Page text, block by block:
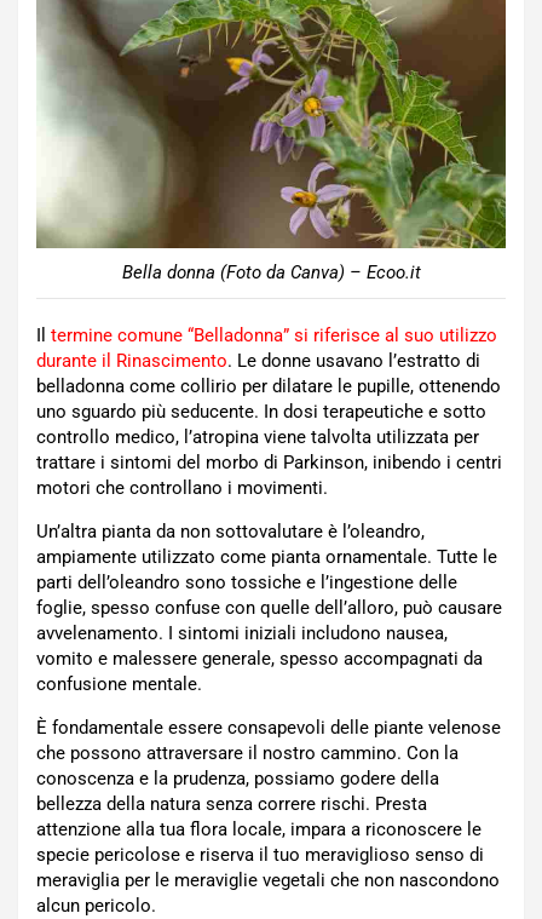
Bella donna (Foto da Canva) – Ecoo.it
Il termine comune “Belladonna” si riferisce al suo utilizzo
durante il Rinascimento. Le donne usavano l’estratto di
belladonna come collirio per dilatare le pupille, ottenendo
uno sguardo più seducente. In dosi terapeutiche e sotto
controllo medico, l’atropina viene talvolta utilizzata per
trattare i sintomi del morbo di Parkinson, inibendo i centri
motori che controllano i movimenti.
Un’altra pianta da non sottovalutare è l’oleandro,
ampiamente utilizzato come pianta ornamentale. Tutte le
parti dell’oleandro sono tossiche e l’ingestione delle
foglie, spesso confuse con quelle dell’alloro, può causare
avvelenamento. I sintomi iniziali includono nausea,
vomito e malessere generale, spesso accompagnati da
confusione mentale.
È fondamentale essere consapevoli delle piante velenose
che possono attraversare il nostro cammino. Con la
conoscenza e la prudenza, possiamo godere della
bellezza della natura senza correre rischi. Presta
attenzione alla tua flora locale, impara a riconoscere le
specie pericolose e riserva il tuo meraviglioso senso di
meraviglia per le meraviglie vegetali che non nascondono
alcun pericolo.